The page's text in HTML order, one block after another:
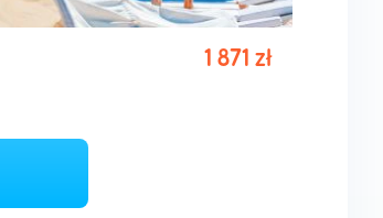
1 871 zł